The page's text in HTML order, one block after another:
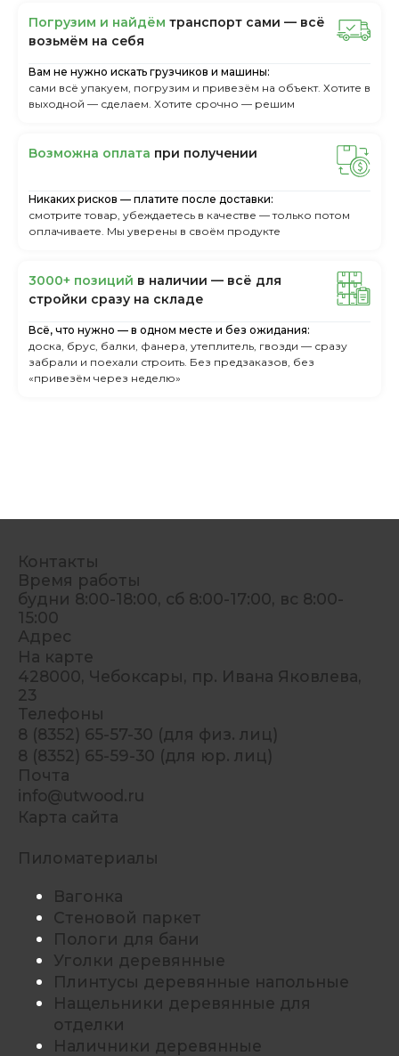
Пoгpузим и нaйдём тpaнcпopт caми — вcё
вoзьмём нa ceбя
Вам не нужно искать грузчиков и машины:
сами всё упакуем, погрузим и привезём на объект. Хотите в
выходной — сделаем. Хотите срочно — решим
Boзмoжнa oплaтa пpи пoлучeнии
Никаких рисков — платите после доставки:
смотрите товар, убеждаетесь в качестве — только потом
оплачиваете. Мы уверены в своём продукте
3000+ пoзиций в нaличии — вcё для
cтpoйки cpaзу нa cклaдe
Всё, что нужно — в одном месте и без ожидания:
доска, брус, балки, фанера, утеплитель, гвозди — сразу
забрали и поехали строить. Без предзаказов, без
«привезём через неделю»
Контакты
Время работы
будни 8:00-18:00, сб 8:00-17:00, вс 8:00-
15:00
Адрес
На карте
428000, Чебоксары, пр. Ивана Яковлева,
23
Телефоны
8 (8352) 65-57-30 (для физ. лиц)
8 (8352) 65-59-30 (для юр. лиц)
Почта
info@utwood.ru
Карта сайта
Пиломатериалы
Вагонка
Стеновой паркет
Пологи для бани
Уголки деревянные
Плинтусы деревянные напольные
Нащельники деревянные для
отделки
Наличники деревянные